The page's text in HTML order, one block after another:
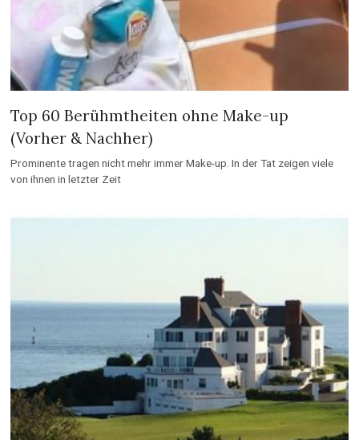
Top 60 Berühmtheiten ohne Make-up
(Vorher & Nachher)
Prominente tragen nicht mehr immer Make-up. In der Tat zeigen viele
von ihnen in letzter Zeit